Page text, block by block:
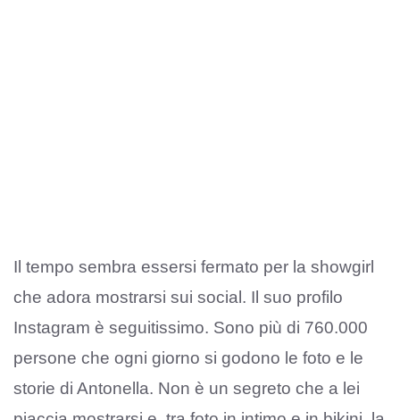
Il tempo sembra essersi fermato per la showgirl
che adora mostrarsi sui social. Il suo profilo
Instagram è seguitissimo. Sono più di 760.000
persone che ogni giorno si godono le foto e le
storie di Antonella. Non è un segreto che a lei